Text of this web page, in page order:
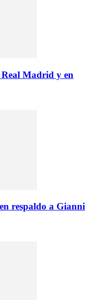
Madrid y en
respaldo a Gianni